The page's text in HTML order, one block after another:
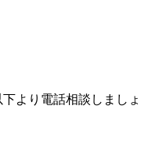
より電話相談しましょ